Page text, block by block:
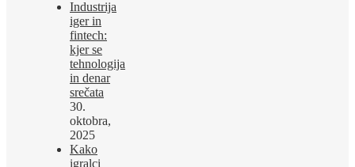
Industrija
iger in
fintech:
kjer se
tehnologija
in denar
srečata
30.
oktobra,
2025
Kako
igralci